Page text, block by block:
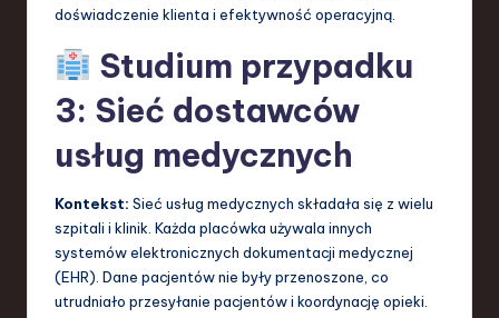
doświadczenie klienta i efektywność operacyjną.
Studium przypadku
3: Sieć dostawców
usług medycznych
Kontekst: Sieć usług medycznych składała się z wielu
szpitali i klinik. Każda placówka używala innych
systemów elektronicznych dokumentacji medycznej
(EHR). Dane pacjentów nie były przenoszone, co
utrudniało przesyłanie pacjentów i koordynację opieki.